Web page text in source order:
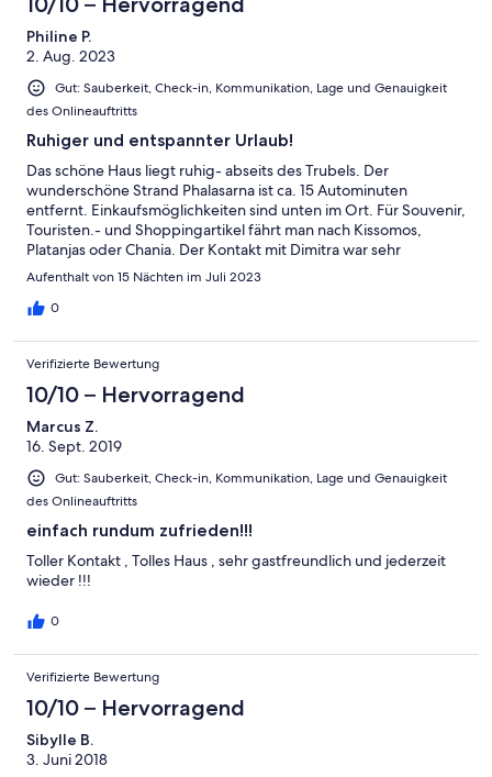
Philine P.
2. Aug. 2023
Gut: Sauberkeit, Check-in, Kommunikation, Lage und Genauigkeit
des Onlineauftritts
Ruhiger und entspannter Urlaub!
Das schöne Haus liegt ruhig- abseits des Trubels. Der
wunderschöne Strand Phalasarna ist ca. 15 Autominuten
entfernt. Einkaufsmöglichkeiten sind unten im Ort. Für Souvenir,
Touristen.- und Shoppingartikel fährt man nach Kissomos,
Platanjas oder Chania. Der Kontakt mit Dimitra war sehr
herzlich!!!
Aufenthalt von 15 Nächten im Juli 2023
0
Verifizierte Bewertung
10/10 – Hervorragend
Marcus Z.
16. Sept. 2019
Gut: Sauberkeit, Check-in, Kommunikation, Lage und Genauigkeit
des Onlineauftritts
einfach rundum zufrieden!!!
Toller Kontakt , Tolles Haus , sehr gastfreundlich und jederzeit
wieder !!!
0
Verifizierte Bewertung
10/10 – Hervorragend
Sibylle B.
3. Juni 2018